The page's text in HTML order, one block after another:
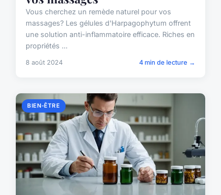
Vous cherchez un remède naturel pour vos
massages? Les gélules d'Harpagophytum offrent
une solution anti-inflammatoire efficace. Riches en
propriétés ...
8 août 2024 4 min de lecture →
BIEN-ÊTRE